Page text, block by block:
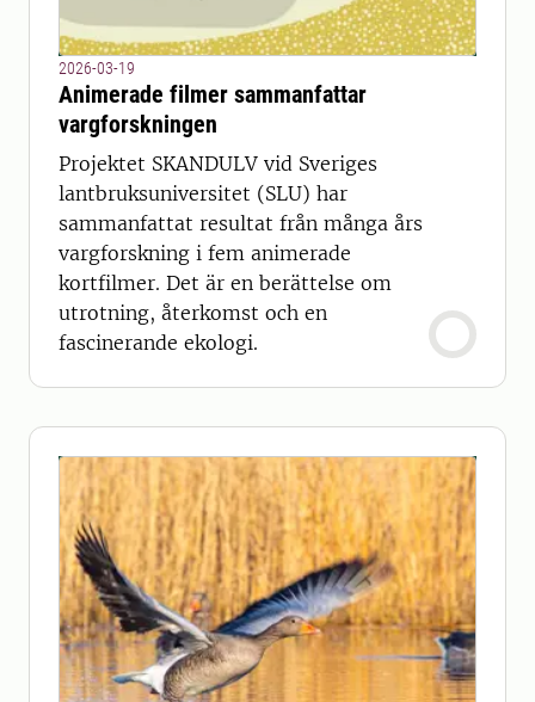
2026-03-19
Animerade filmer sammanfattar
vargforskningen
Projektet SKANDULV vid Sveriges
lantbruksuniversitet (SLU) har
sammanfattat resultat från många års
vargforskning i fem animerade
kortfilmer. Det är en berättelse om
utrotning, återkomst och en
fascinerande ekologi.